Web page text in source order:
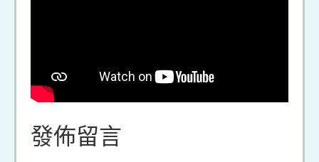
發佈留言